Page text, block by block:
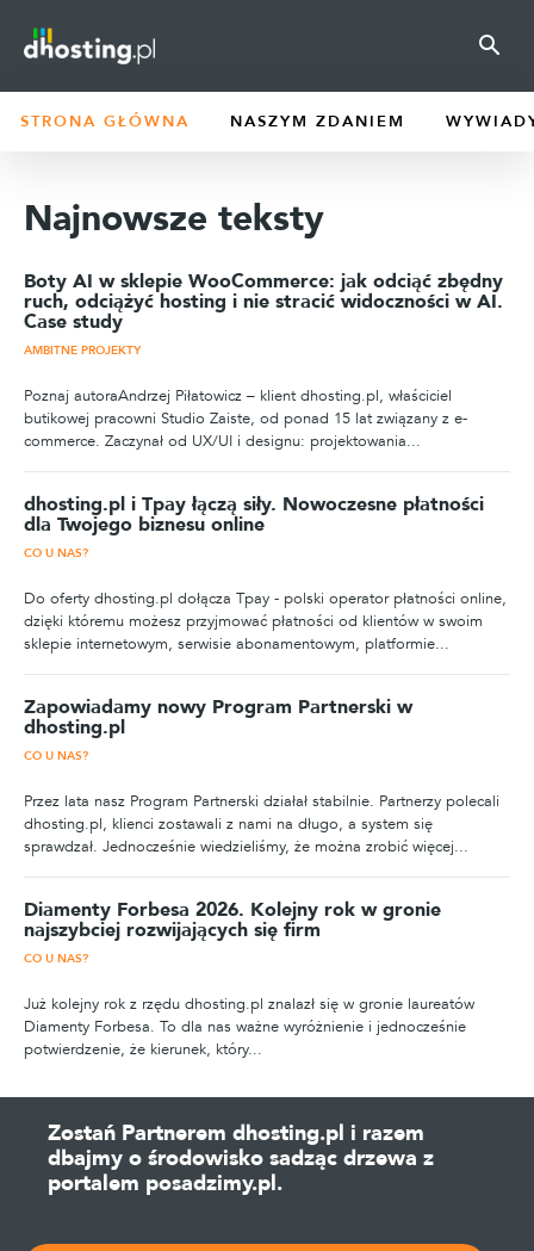
STRONA GŁÓWNA NASZYM ZDANIEM
Najnowsze teksty
Boty AI w sklepie WooCommerce: jak odciąć zbędny
ruch, odciążyć hosting i nie stracić widoczności w AI.
Case study
AMBITNE PROJEKTY
Poznaj autoraAndrzej Piłatowicz – klient dhosting.pl, właściciel
butikowej pracowni Studio Zaiste, od ponad 15 lat związany z e-
commerce. Zaczynał od UX/UI i designu: projektowania...
dhosting.pl i Tpay łączą siły. Nowoczesne płatności
dla Twojego biznesu online
CO U NAS?
Do oferty dhosting.pl dołącza Tpay - polski operator płatności online,
dzięki któremu możesz przyjmować płatności od klientów w swoim
sklepie internetowym, serwisie abonamentowym, platformie...
Zapowiadamy nowy Program Partnerski w
dhosting.pl
CO U NAS?
Przez lata nasz Program Partnerski działał stabilnie. Partnerzy polecali
dhosting.pl, klienci zostawali z nami na długo, a system się
sprawdzał. Jednocześnie wiedzieliśmy, że można zrobić więcej...
Diamenty Forbesa 2026. Kolejny rok w gronie
najszybciej rozwijających się firm
CO U NAS?
Już kolejny rok z rzędu dhosting.pl znalazł się w gronie laureatów
Diamenty Forbesa. To dla nas ważne wyróżnienie i jednocześnie
potwierdzenie, że kierunek, który...
Zostań Partnerem dhosting.pl i razem
dbajmy o środowisko sadząc drzewa z
portalem posadzimy.pl.